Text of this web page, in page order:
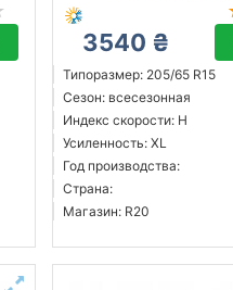
3540 ₴
Типоразмер: 205/65 R15
Сезон: всесезонная
Индекс скорости: H
Усиленность: XL
Год производства:
Страна:
Магазин: R20